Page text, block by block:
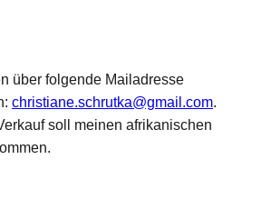
über folgende Mailadresse
christiane.schrutka@gmail.com.
soll meinen afrikanischen